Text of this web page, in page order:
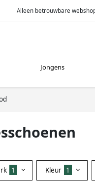
Alleen betrouwbare
Jongens
1 Kleur 1